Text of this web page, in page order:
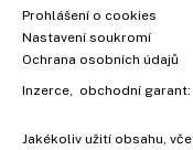
Prohlášení o cookies
Nastavení soukromí
Ochrana osobních údajů
Inzerce , obchodní garant:
Jakékoliv užití obsahu,